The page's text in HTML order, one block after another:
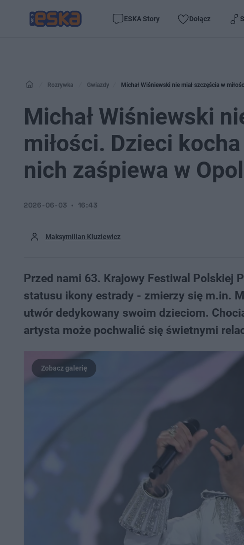
ESKA Story Dołącz
Rozrywka Gwiazdy Michał Wiśniewski nie miał szczęścia w
Michał Wiśniewski
miłości. Dzieci
nich zaśpiewa w
Maksymilian Kluziewicz
2026-06-03 16:43
Przed nami 63. Krajowy Festiwal Polskiej
statusu ikony estrady - zmierzy się m.in.
utwór dedykowany swoim dzieciom.
artysta może pochwalić się świetnymi